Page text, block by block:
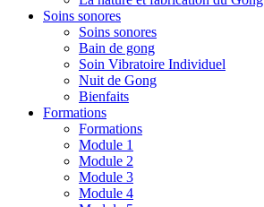
Soins sonores
Soins sonores
Bain de gong
Soin Vibratoire Individuel
Nuit de Gong
Bienfaits
Formations
Formations
Module 1
Module 2
Module 3
Module 4